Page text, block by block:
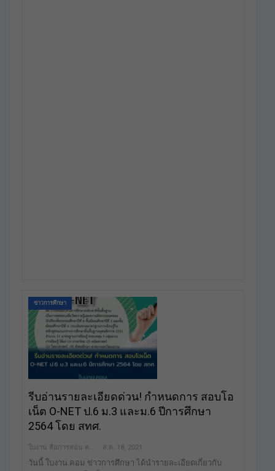
ข่าวการศึกษา
รีบอ่านรายละเอียดด่วน! กำหนดการ สอบโอ
เน็ต O-NET ป.6 ม.3 และม.6 ปีการศึกษา
2564 โดย สทศ.
ส.ค. 18, 2021
วันนี้ ใบงาน.คอม ข่าวการศึกษา ได้นำรายละเอียดเกี่ยวกับ